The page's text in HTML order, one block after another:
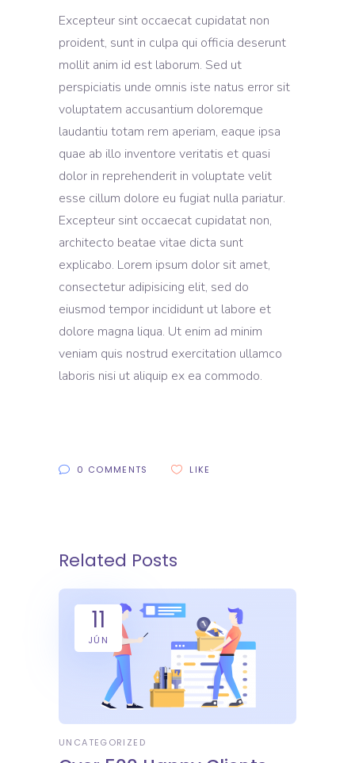
Excepteur sint occaecat cupidatat non
proident, sunt in culpa qui officia deserunt
mollit anim id est laborum. Sed ut
perspiciatis unde omnis iste natus error sit
voluptatem accusantium doloremque
laudantiu totam rem aperiam, eaque ipsa
quae ab illo inventore veritatis et quasi
dolor in reprehenderit in voluptate velit
esse cillum dolore eu fugiat nulla pariatur.
Excepteur sint occaecat cupidatat non,
architecto beatae vitae dicta sunt
explicabo. Lorem ipsum dolor sit amet,
consectetur adipisicing elit, sed do
eiusmod tempor incididunt ut labore et
dolore magna liqua. Ut enim ad minim
veniam quis nostrud exercitation ullamco
laboris nisi ut aliquip ex ea commodo.
0 COMMENTS LIKE
Related Posts
11
JÚN
UNCATEGORIZED